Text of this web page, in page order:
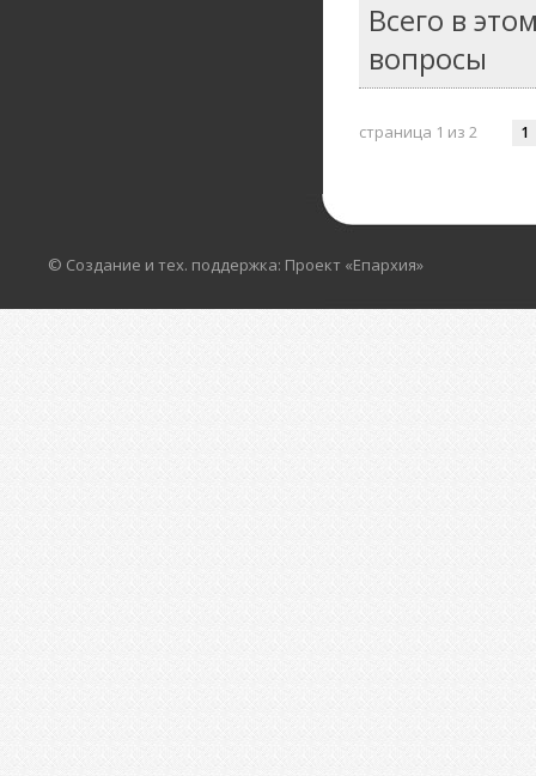
Всего в
вопросы
страница 1 из 2 1
© Создание и тех. поддержка: Проект «Епархия»